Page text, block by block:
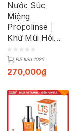
Nước Súc
Miệng
Propolinse |
Khử Mùi Hôi
Miệng, Trắng
Răng | Chai
600ml
Đã bán 1025
270,000₫